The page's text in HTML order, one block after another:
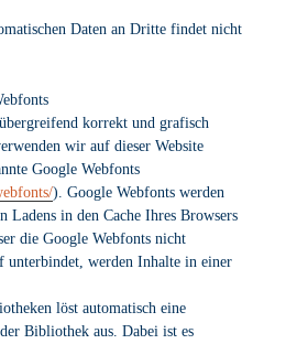
Daten an Dritte findet nicht
korrekt und grafisch
wir auf dieser Website
Google Webfonts
). Google Webfonts werden
Ladens in den Cache Ihres Browsers
die Google Webfonts nicht
unterbindet, werden Inhalte in einer
löst automatisch eine
Bibliothek aus. Dabei ist es